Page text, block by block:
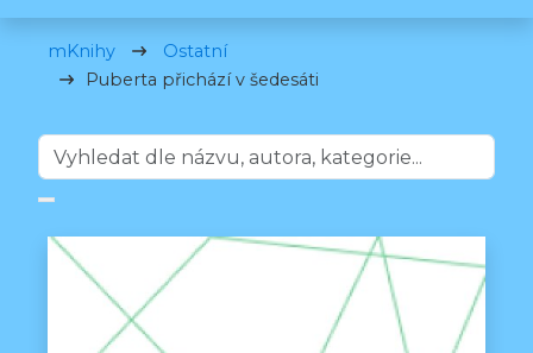
mKnihy
Ostatní
Puberta přichází v šedesáti